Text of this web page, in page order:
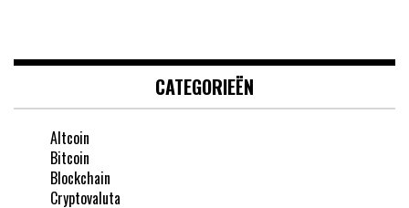
CATEGORIEËN
Altcoin
Bitcoin
Blockchain
Cryptovaluta